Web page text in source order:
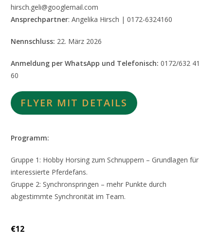
hirsch.geli@googlemail.com
Ansprechpartner: Angelika Hirsch | 0172-6324160
Nennschluss: 22. März 2026
Anmeldung per WhatsApp und Telefonisch:0172/632 41
60
FLYER MIT DETAILS
Programm:
Gruppe 1: Hobby Horsing zum Schnuppern – Grundlagen für
interessierte Pferdefans.
Gruppe 2: Synchronspringen – mehr Punkte durch
abgestimmte Synchronität im Team.
€12